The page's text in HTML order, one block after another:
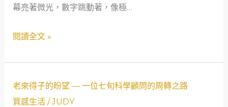
幕亮著微光，數字跳動著，像極…
押
所
柔
——
閱讀全文 »
老來得子的盼望 — 一位七旬科學顧問的周轉之路
質感生活/JUDY
老
來